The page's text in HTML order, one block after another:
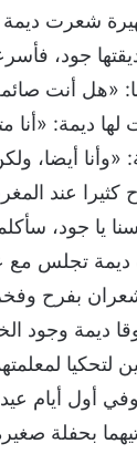
شعرت ديمة
جود،
«هل أنت
ديمة: «أنا
«وأنا أيضا،
كثيرا عند
يا جود،
ديمة تجلس مع
تشعران بفرح
ديمة وجود
لتحكيا
أول أيام
بحفلة